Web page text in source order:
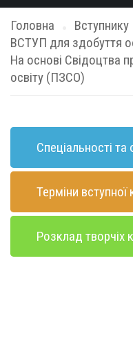
Головна Вступнику
ВСТУП для здобуття
На основі Свідоцтва
освіту (ПЗСО)
Спеціальності та
Терміни вступної
Розклад творчіх